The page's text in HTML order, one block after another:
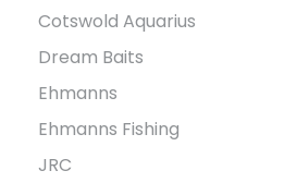
Cotswold Aquarius
Dream Baits
Ehmanns
Ehmanns Fishing
JRC